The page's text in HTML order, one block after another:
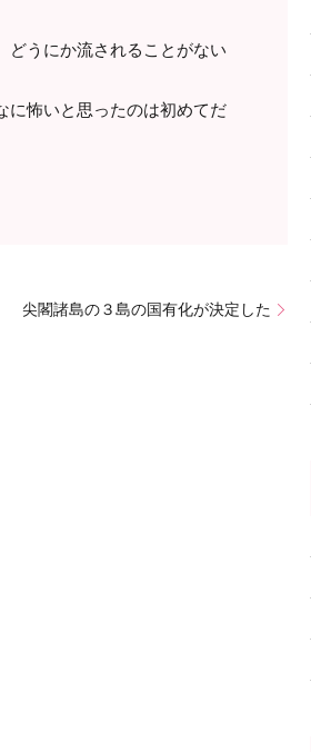
うにか流されることがない
怖いと思ったのは初めてだ
尖閣諸島の３島の国有化が決定した